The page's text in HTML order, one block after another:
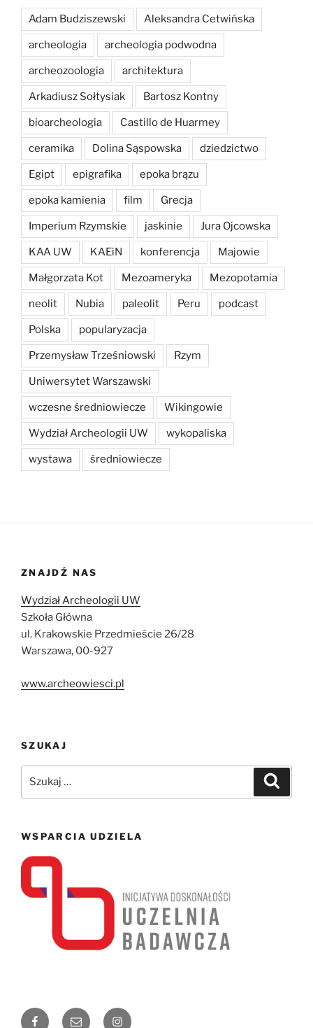
Adam Budziszewski Aleksandra Cetwińska
archeologia archeologia podwodna
archeozoologia architektura
Arkadiusz Sołtysiak Bartosz Kontny
bioarcheologia Castillo de Huarmey
ceramika Dolina Sąspowska dziedzictwo
Egipt epigrafika epoka brązu
epoka kamienia film Grecja
Imperium Rzymskie jaskinie Jura Ojcowska
KAA UW KAEiN konferencja Majowie
Małgorzata Kot Mezoameryka Mezopotamia
neolit Nubia paleolit Peru podcast
Polska popularyzacja
Przemysław Trześniowski Rzym
Uniwersytet Warszawski
wczesne średniowiecze Wikingowie
Wydział Archeologii UW wykopaliska
wystawa średniowiecze
ZNAJDŹ NAS
Wydział Archeologii UW
Szkoła Główna
ul. Krakowskie Przedmieście 26/28
Warszawa, 00-927
www.archeowiesci.pl
SZUKAJ
WSPARCIA UDZIELA
FacebookEmail Instagram